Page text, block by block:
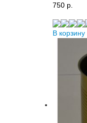
750 p.
В корзину